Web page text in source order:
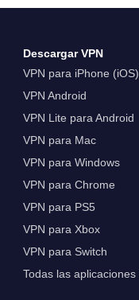
Descargar VPN
VPN para iPhone (iOS)
VPN Android
VPN Lite para Android
VPN para Mac
VPN para Windows
VPN para Chrome
VPN para PS5
VPN para Xbox
VPN para Switch
Todas las aplicaciones